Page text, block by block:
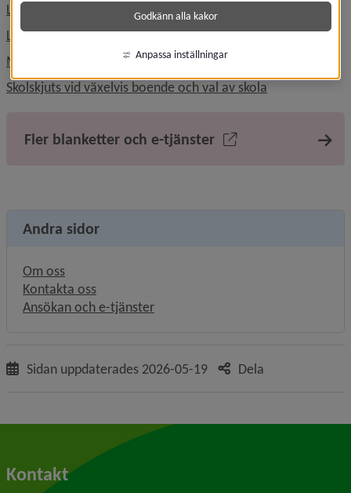
Ledighetsansökan
Läsårstider och lov
Mottagande av nyanländ elev
Skolskjuts vid växelvis boende och val av skola
Fler blanketter och e-tjänster
Andra sidor
Om oss
Kontakta oss
Ansökan och e-tjänster
Sidan uppdaterades 2026-05-19 Dela
Kontakt
Godkänn alla kakor
Anpassa inställningar